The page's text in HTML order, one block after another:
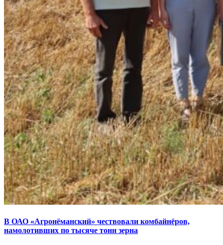
В ОАО «Агронёманский» чествовали комбайнёров,
намолотивших по тысяче тонн зерна